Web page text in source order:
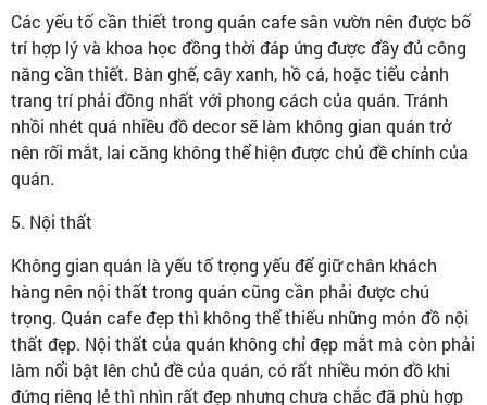
Các yếu tố cần thiết trong quán cafe sân vườn nên được bố
trí hợp lý và khoa học đồng thời đáp ứng được đầy đủ công
năng cần thiết. Bàn ghế, cây xanh, hồ cá, hoặc tiểu cảnh
trang trí phải đồng nhất với phong cách của quán. Tránh
nhồi nhét quá nhiều đồ decor sẽ làm không gian quán trở
nên rối mắt, lai căng không thể hiện được chủ đề chính của
quán.
5. Nội thất
Không gian quán là yếu tố trọng yếu để giữ chân khách
hàng nên nội thất trong quán cũng cần phải được chú
trọng. Quán cafe đẹp thì không thể thiếu những món đồ nội
thất đẹp. Nội thất của quán không chỉ đẹp mắt mà còn phải
làm nổi bật lên chủ đề của quán, có rất nhiều món đồ khi
đứng riêng lẻ thì nhìn rất đẹp nhưng chưa chắc đã phù hợp